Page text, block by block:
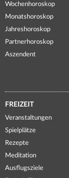
Wochenhoroskop
Monatshoroskop
Jahreshoroskop
Partnerhoroskop
Aszendent
FREIZEIT
Veranstaltungen
Spielplätze
Rezepte
Meditation
Ausflugsziele